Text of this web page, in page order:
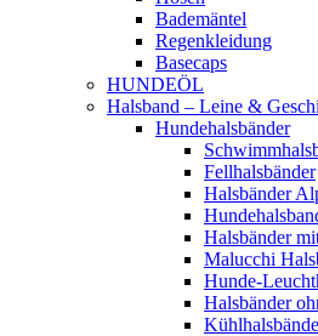
Bademäntel
Regenkleidung
Basecaps
HUNDEÖL
Halsband – Leine &
Hundehalsbänder
Fellhalsbänder
Halsbänder
Halsbänder
Malucchi
Hunde-
Halsbänder